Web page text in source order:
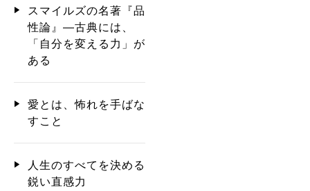
スマイルズの名著『品
性論』―古典には、
「自分を変える力」が
ある
愛とは、怖れを手ばな
すこと
人生のすべてを決める
鋭い直感力